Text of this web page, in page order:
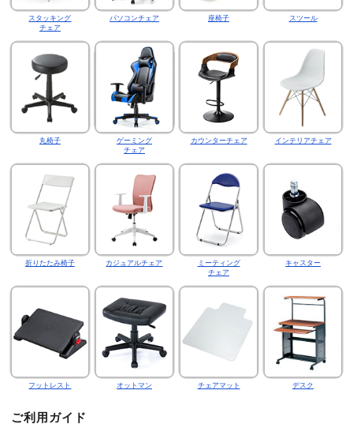
スタッキング
チェア
パソコンチェア 座椅子 スツール
丸椅子
ゲーミング
チェア
カウンターチェア インテリアチェア
折りたたみ椅子 カジュアルチェア
ミーティング
チェア
キャスター
フットレスト オットマン チェアマット デスク
ご利用ガイド